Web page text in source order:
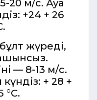
20 м/с. Ауа
+24 + 26
жүреді,
— 8-13 м/с.
+ 28 +
°C.